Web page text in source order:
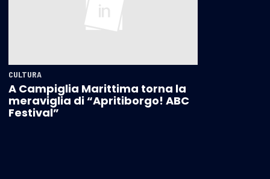
CULTURA
A Campiglia Marittima torna la
meraviglia di “Apritiborgo! ABC
Festival”